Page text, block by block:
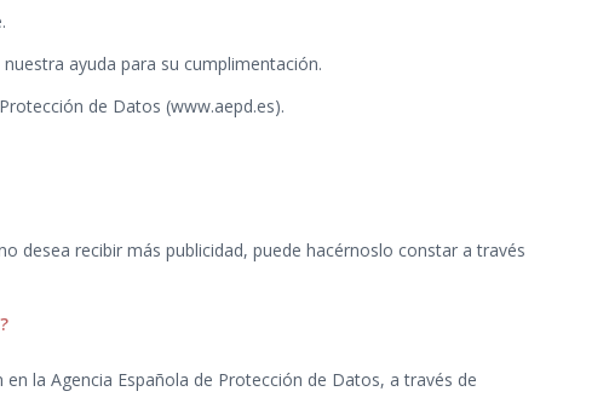
ayuda para su cumplimentación.
de Datos (www.aepd.es).
desea recibir más publicidad, puede hacérnoslo constar a través
la Agencia Española de Protección de Datos, a través de